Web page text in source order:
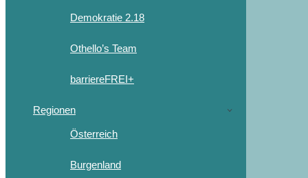
Demokratie 2.18
Othello’s Team
barriereFREI+
Regionen
Österreich
Burgenland